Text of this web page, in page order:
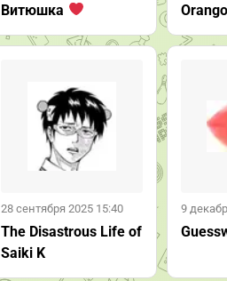
Витюшка
28 сентября 2025 15:40
The Disastrous Life of
Saiki K
9